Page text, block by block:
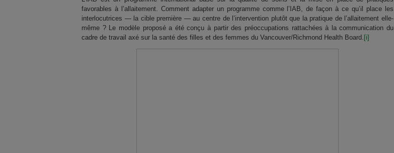
favorables à l’allaitement. Comment adapter un programme comme l’IAB, de façon à ce qu’il place les
interlocutrices — la cible première — au centre de l’intervention plutôt que la pratique de l’allaitement elle-
même ? Le modèle proposé a été conçu à partir des préoccupations rattachées à la communication du
cadre de travail axé sur la santé des filles et des femmes du Vancouver/Richmond Health Board. [i]